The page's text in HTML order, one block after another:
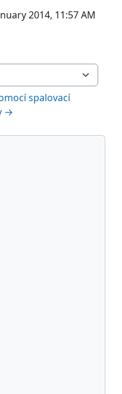
2014, 11:57 AM
spalovací
→